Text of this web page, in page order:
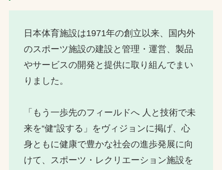
日本体育施設は1971年の創立以来、国内外
のスポーツ施設の建設と管理・運営、製品
やサービスの開発と提供に取り組んでまい
りました。
「もう一歩先のフィールドへ 人と技術で未
来を“健“設する」をヴィジョンに掲げ、心
身ともに健康で豊かな社会の進歩発展に向
けて、スポーツ・レクリエーション施設を